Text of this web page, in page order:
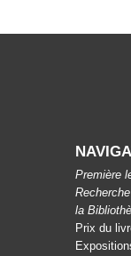
Première
la
Prix du